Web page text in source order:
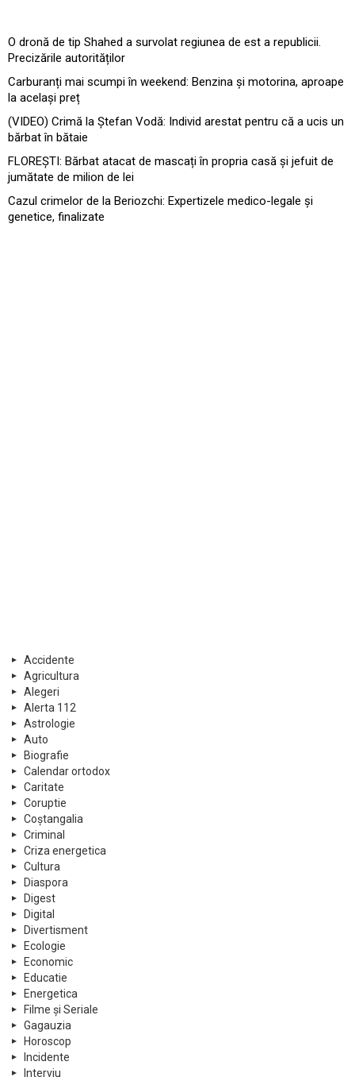
O dronă de tip Shahed a survolat regiunea de est a republicii.
Precizările autorităților
Carburanți mai scumpi în weekend: Benzina și motorina, aproape
la același preț
(VIDEO) Crimă la Ștefan Vodă: Individ arestat pentru că a ucis un
bărbat în bătaie
FLOREȘTI: Bărbat atacat de mascați în propria casă și jefuit de
jumătate de milion de lei
Cazul crimelor de la Beriozchi: Expertizele medico-legale și
genetice, finalizate
Accidente
Agricultura
Alegeri
Alerta 112
Astrologie
Auto
Biografie
Calendar ortodox
Caritate
Coruptie
Coștangalia
Criminal
Criza energetica
Cultura
Diaspora
Digest
Digital
Divertisment
Ecologie
Economic
Educatie
Energetica
Filme și Seriale
Gagauzia
Horoscop
Incidente
Interviu